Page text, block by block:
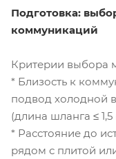
Подготовка:
коммуникаций
Критерии выбора
* Близость к
подвод холодной
(длина шланга ≤
* Расстояние до
рядом с плитой